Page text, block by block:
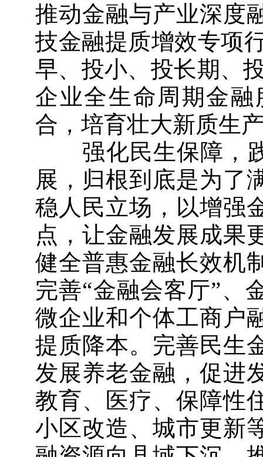
推动金融与产业深度
技金融提质增效专项
早、投小、投长期、
企业全生命周期金
合，培育壮大新质生
强化民生保障，践
展，归根到底是为了
稳人民立场，以增强
点，让金融发展成果
健全普惠金融长效机
完善“金融会客厅”、
微企业和个体工商户
提质降本。完善民生
发展养老金融，促进
教育、医疗、保障性
小区改造、城市更新